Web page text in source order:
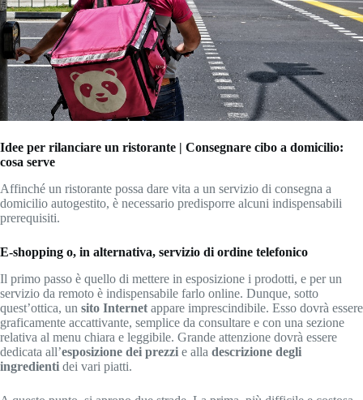
Idee per rilanciare un ristorante | Consegnare cibo a domicilio:
cosa serve
Affinché un ristorante possa dare vita a un servizio di consegna a
domicilio autogestito, è necessario predisporre alcuni indispensabili
prerequisiti.
E-shopping o, in alternativa, servizio di ordine telefonico
Il primo passo è quello di mettere in esposizione i prodotti, e per un
servizio da remoto è indispensabile farlo online. Dunque, sotto
quest’ottica, un sito Internet appare imprescindibile. Esso dovrà essere
graficamente accattivante, semplice da consultare e con una sezione
relativa al menu chiara e leggibile. Grande attenzione dovrà essere
dedicata all’esposizione dei prezzi e alla descrizione degli
ingredienti dei vari piatti.